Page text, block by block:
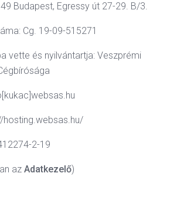
Budapest, Egressy út 27-29. B/3.
Cg. 19-09-515271
vette és nyilvántartja: Veszprémi
hosting.websas.hu/
2-19
az Adatkezelő)